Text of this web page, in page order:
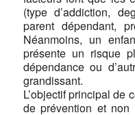
(type d’addiction,
parent dépendant,
Néanmoins, un
présente un risque
dépendance ou
grandissant.
L’objectif principal de
de prévention et non